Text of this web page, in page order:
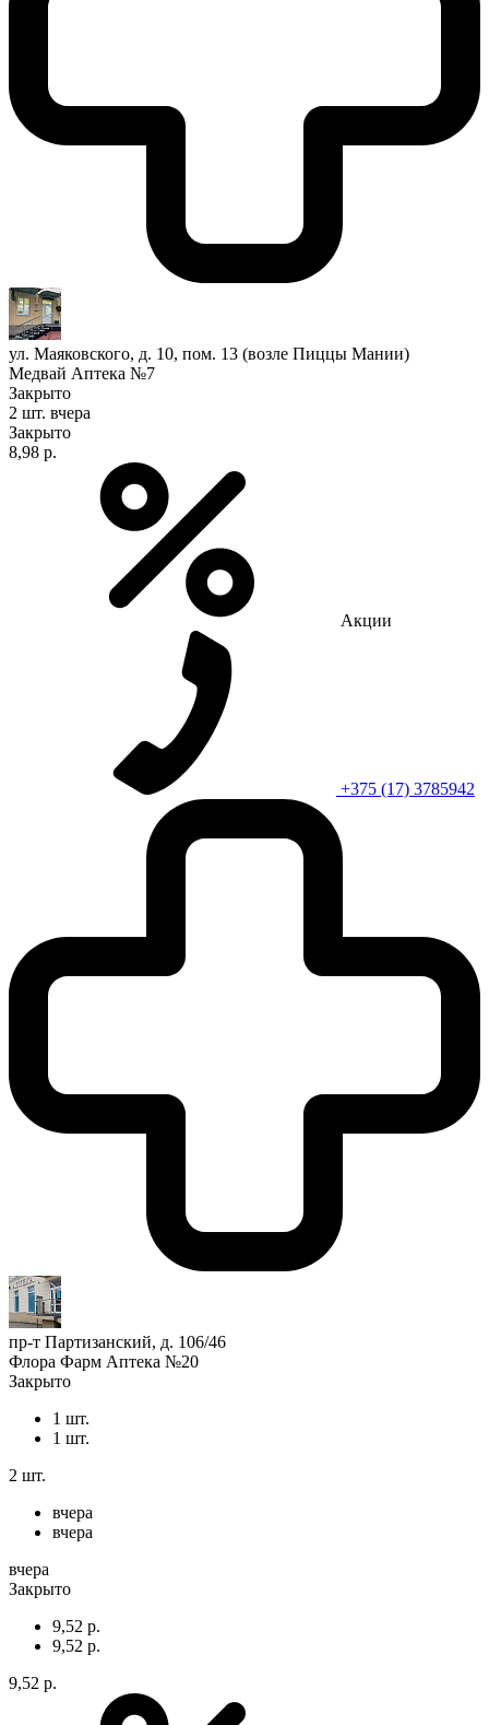
ул. Маяковского, д. 10, пом. 13 (возле Пиццы Мании)
Медвай Аптека №7
Закрыто
2 шт. вчера
Закрыто
8,98 р.
Акции
+375 (17) 3785942
пр-т Партизанский, д. 106/46
Флора Фарм Аптека №20
Закрыто
1 шт.
1 шт.
2 шт.
вчера
вчера
вчера
Закрыто
9,52 р.
9,52 р.
9,52 р.